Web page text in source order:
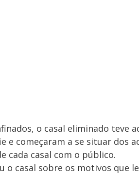
o casal eliminado teve
e começaram a se situar dos
cada casal com o público.
o casal sobre os motivos que